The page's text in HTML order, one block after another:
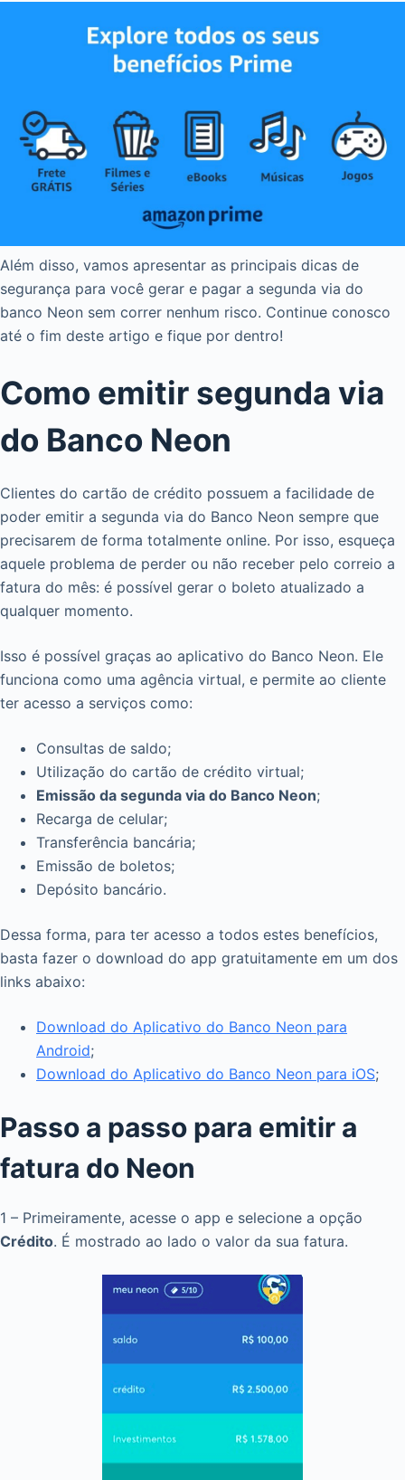
Além disso, vamos apresentar as principais dicas de
segurança para você gerar e pagar a segunda via do
banco Neon sem correr nenhum risco. Continue conosco
até o fim deste artigo e fique por dentro!
Como emitir segunda via
do Banco Neon
Clientes do cartão de crédito possuem a facilidade de
poder emitir a segunda via do Banco Neon sempre que
precisarem de forma totalmente online. Por isso, esqueça
aquele problema de perder ou não receber pelo correio a
fatura do mês: é possível gerar o boleto atualizado a
qualquer momento.
Isso é possível graças ao aplicativo do Banco Neon. Ele
funciona como uma agência virtual, e permite ao cliente
ter acesso a serviços como:
Consultas de saldo;
Utilização do cartão de crédito virtual;
Emissão da segunda via do Banco Neon;
Recarga de celular;
Transferência bancária;
Emissão de boletos;
Depósito bancário.
Dessa forma, para ter acesso a todos estes benefícios,
basta fazer o download do app gratuitamente em um dos
links abaixo:
Download do Aplicativo do Banco Neon para
Android;
Download do Aplicativo do Banco Neon para iOS;
Passo a passo para emitir a
fatura do Neon
1 – Primeiramente, acesse o app e selecione a opção
Crédito. É mostrado ao lado o valor da sua fatura.